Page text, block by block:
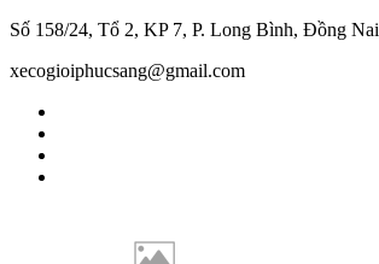
Số 158/24, Tổ 2, KP 7, P. Long Bình, Đồng Nai
xecogioiphucsang@gmail.com